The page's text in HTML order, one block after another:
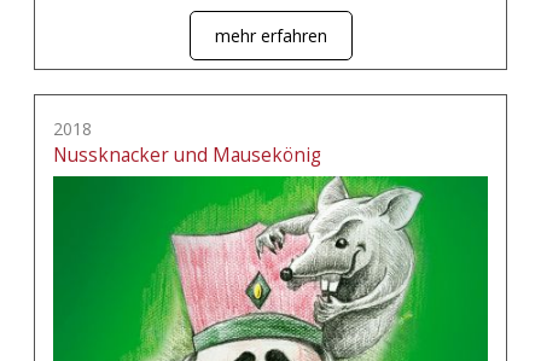
mehr erfahren
2018
Nussknacker und Mausekönig